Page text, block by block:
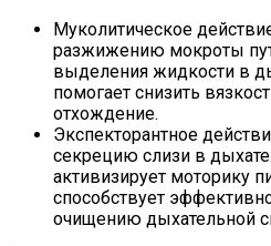
Муколитическое
разжижению мокроты
выделения жидкости в
помогает снизить
отхождение.
Экспекторантное
секрецию слизи в
активизирует моторику
способствует
очищению дыхательной